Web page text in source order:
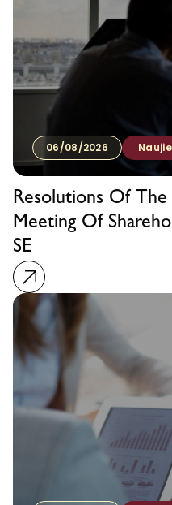
06/08/2026
Resolutions Of
Meeting Of
SE